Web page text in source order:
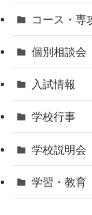
コース・専
個別相談会
入試情報
学校行事
学校説明会
学習・教育